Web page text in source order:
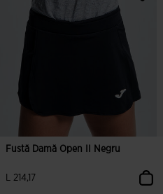
Fustă Damă Open II Negru
L 214,17